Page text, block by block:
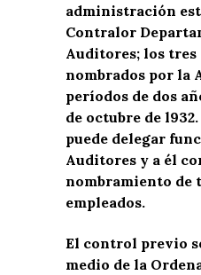
administración
Contralor
Auditores; los
nombrados por la
períodos de dos
de octubre de
puede delegar
Auditores y a él
nombramiento de
empleados.
El control previo
medio de la